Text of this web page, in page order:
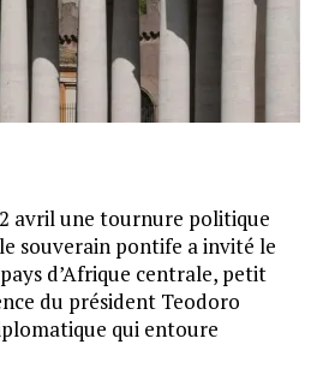
avril une tournure politique
souverain pontife a invité le
d’Afrique centrale, petit
du président Teodoro
qui entoure